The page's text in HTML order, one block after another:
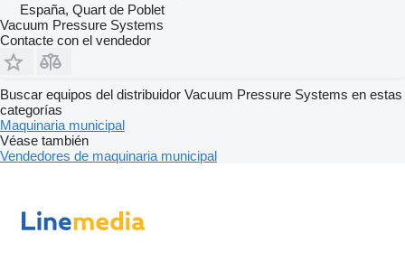
España, Quart de Poblet
Vacuum Pressure Systems
Contacte con el vendedor
Buscar equipos del distribuidor Vacuum Pressure Systems en estas
categorías
Maquinaria municipal
Véase también
Vendedores de maquinaria municipal